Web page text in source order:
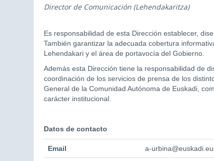
Director de Comunicación (Lehendakaritza)
Es responsabilidad de esta Dirección establecer,
También garantizar la adecuada cobertura
Lehendakari y el área de portavocía del Gobierno.
Además esta Dirección tiene la responsabilidad de
coordinación de los ser­vicios de prensa de los
General de la Comunidad Autónoma de Euskadi,
carácter institucional.
Datos de contacto
Email a-